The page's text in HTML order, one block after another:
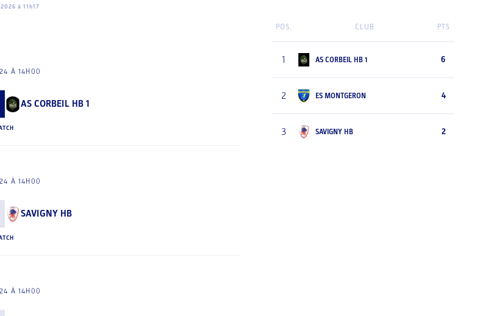
à 11h17
À 14H00
AS CORBEIL HB 1
À 14H00
SAVIGNY HB
À 14H00
POS. CLUB PTS
1 AS CORBEIL HB 1 6
2 ES MONTGERON 4
3 SAVIGNY HB 2